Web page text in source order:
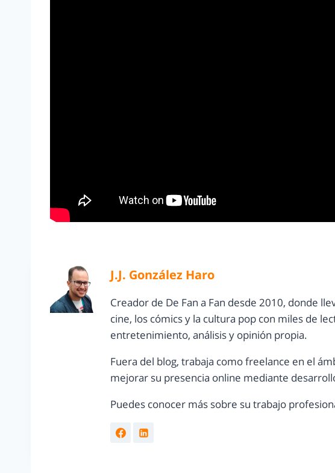
J.J. González Haro
Creador de De Fan a Fan desde 2010, donde
cine, los cómics y la cultura pop con miles de
entretenimiento, análisis y opinión propia.
Fuera del blog, trabaja como freelance en el
mejorar su presencia online mediante
Puedes conocer más sobre su trabajo